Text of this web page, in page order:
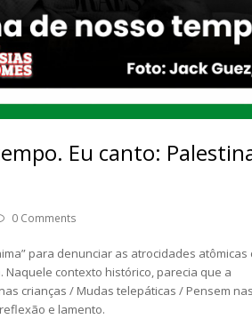
Eu canto:
0 Comments
para denunciar as atrocidades atômicas
Naquele contexto histórico, parecia que a
crianças / Mudas telepáticas / Pensem
e lamento.